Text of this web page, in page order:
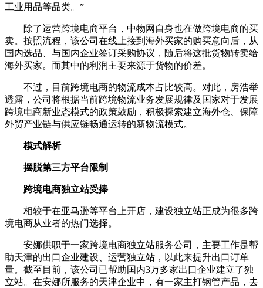
工业用品等品类。”
除了运营跨境电商平台，中物网自身也在做跨境电商的买
卖。按照流程，该公司在线上接到海外买家的购买意向后，从
国内选品、与国内企业签订采购协议，随后将这批货物转卖给
海外买家。而其中的利润主要来源于货物的价差。
不过，目前跨境电商的物流成本占比较高。对此，房浩举
透露，公司将根据当前跨境物流业务发展规律及国家对于发展
跨境电商新业态模式的政策鼓励，积极探索建立海外仓、保障
外贸产业链与供应链畅通运转的新物流模式。
模式解析
摆脱第三方平台限制
跨境电商独立站受捧
相较于在亚马逊等平台上开店，建设独立站正成为很多跨
境电商从业者的热门选择。
安娜供职于一家跨境电商独立站服务公司，主要工作是帮
助天津的出口企业建设、运营独立站，以此来提升出口订单
量。截至目前，该公司已帮助国内3万多家出口企业建立了独
立站。在安娜所服务的天津企业中，有一家主打钢管产品，去